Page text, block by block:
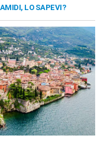
LO SAPEVI?